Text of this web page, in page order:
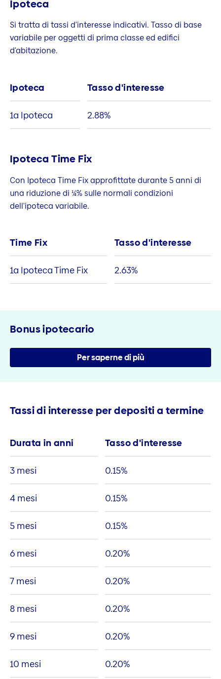
Ipoteca
Si tratta di tassi d'interesse indicativi. Tasso di base
variabile per oggetti di prima classe ed edifici
d'abitazione.
Ipoteca Tasso d'interesse
1a Ipoteca 2.88%
Ipoteca Time Fix
Con Ipoteca Time Fix approfittate durante 5 anni di
una riduzione di ¼% sulle normali condizioni
dell'ipoteca variabile.
Time Fix Tasso d'interesse
1a Ipoteca Time Fix 2.63%
Bonus ipotecario
Per saperne di più
Tassi di interesse per depositi a termine
Durata in anni Tasso d'interesse
3 mesi 0.15%
4 mesi 0.15%
5 mesi 0.15%
6 mesi 0.20%
7 mesi 0.20%
8 mesi 0.20%
9 mesi 0.20%
10 mesi 0.20%